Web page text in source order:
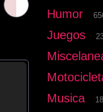
Humor
Juegos
Musica